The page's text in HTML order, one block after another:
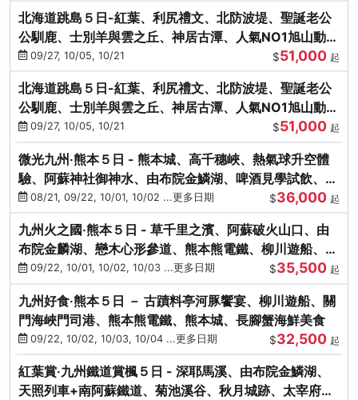
北海道跳島５日-紅葉、利尻禮文、北防波堤、聖誕老公
公馴鹿、士別羊與雲之丘、神居古潭、人氣NO1旭山動物
園、海膽涮涮鍋
09/27, 10/05, 10/21 $51,000 起
北海道跳島５日-紅葉、利尻禮文、北防波堤、聖誕老公
公馴鹿、士別羊與雲之丘、神居古潭、人氣NO1旭山動物
園、海膽涮涮鍋
09/27, 10/05, 10/21 $51,000 起
微光九州‧熊本５日 - 熊本城、高千穗峽、熱氣球升空體
驗、阿蘇神社御神水、由布院金鱗湖、啤酒見學試飲、豪
華海鮮盛宴
08/21, 09/22, 10/01, 10/02 ...更多日期 $36,000 起
九州火之國‧熊本５日 - 草千里之濱、阿蘇破火山口、由
布院金麟湖、戀木心形參道、熊本熊電鐵、柳川遊船、地
獄蒸DIY
09/22, 10/01, 10/02, 10/03 ...更多日期 $35,500 起
九州好食‧熊本５日 － 古蹟料亭河豚饗宴、柳川遊船、關
門海峽門司港、熊本熊電鐵、熊本城、長腳蟹海鮮美食
09/22, 10/02, 10/03, 10/04 ...更多日期 $32,500 起
紅葉賞‧九州鐵道賞楓５日 - 深耶馬溪、由布院金鱗湖、
天照列車+南阿蘇鐵道、菊池溪谷、秋月城跡、太宰府天